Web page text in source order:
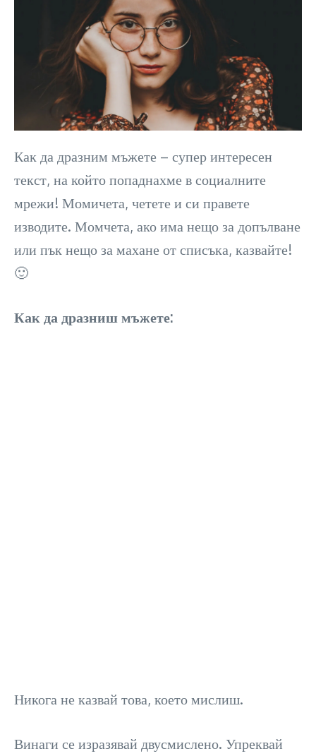
Как да дразним мъжете – супер интересен
текст, на който попаднахме в социалните
мрежи! Момичета, четете и си правете
изводите. Момчета, ако има нещо за допълване
или пък нещо за махане от списъка, казвайте!
🙂
Как да дразниш мъжете:
Никога не казвай това, което мислиш.
Винаги се изразявай двусмислено. Упреквай